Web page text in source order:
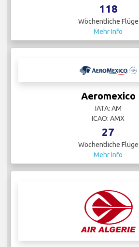
118
Wöchentliche Flüge
Mehr Info
Aeromexico
IATA: AM
ICAO: AMX
27
Wöchentliche Flüge
Mehr Info